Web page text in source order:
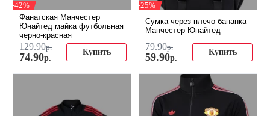
-42%
Фанатская Манчестер
Юнайтед майка футбольная
черно-красная
129.90р.
74.90р.
Купить
-25%
Сумка через плечо бананка
Манчестер Юнайтед
79.90р.
59.90р.
Купить